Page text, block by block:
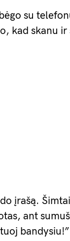
su
kad skanu ir
įrašą.
ant
bandysiu!”